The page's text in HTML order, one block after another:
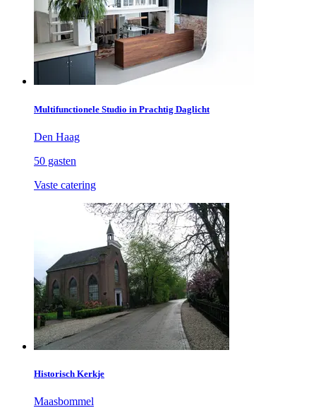
Multifunctionele Studio in Prachtig Daglicht
Den Haag
50 gasten
Vaste catering
Historisch Kerkje
Maasbommel